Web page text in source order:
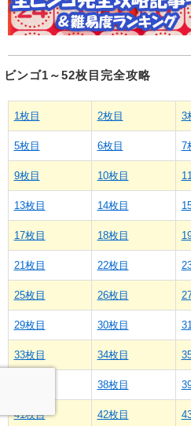
ビンゴ1～52枚目完全攻略
1枚目 2枚目 3
5枚目 6枚目 7
9枚目 10枚目
13枚目 14枚目
17枚目 18枚目
21枚目 22枚目
25枚目 26枚目
29枚目 30枚目
33枚目 34枚目
38枚目
41枚目 42枚目